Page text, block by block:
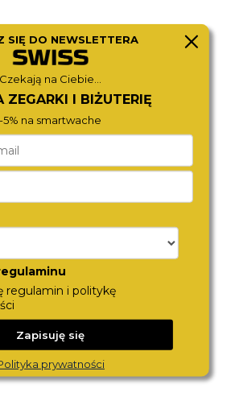
1 590,-
SIĘ DO NEWSLETTERA
Czekają na Ciebie...
ZEGARKI I BIŻUTERIĘ
-5% na smartwache
regulamin i politykę
Zapisuję się
prywatności